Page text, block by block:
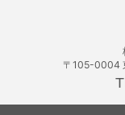
〒105-0004